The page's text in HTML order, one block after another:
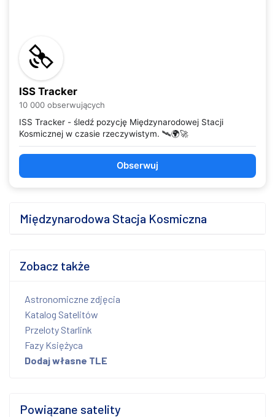
ISS Tracker
10 000 obserwujących
ISS Tracker - śledź pozycję Międzynarodowej Stacji
Kosmicznej w czasie rzeczywistym. 🛰️🌍🚀
Obserwuj
Międzynarodowa Stacja Kosmiczna
Zobacz także
Astronomiczne zdjęcia
Katalog Satelitów
Przeloty Starlink
Fazy Księżyca
Dodaj własne TLE
Powiązane satelity